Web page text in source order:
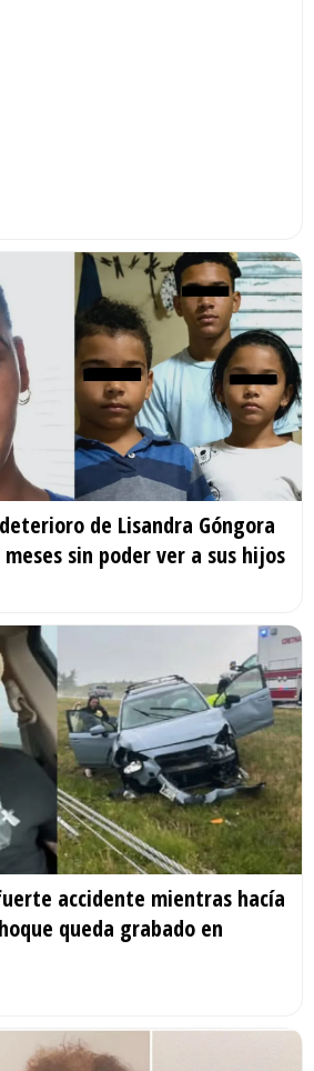
de Lisandra Góngora
sin poder ver a sus hijos
accidente mientras hacía
queda grabado en